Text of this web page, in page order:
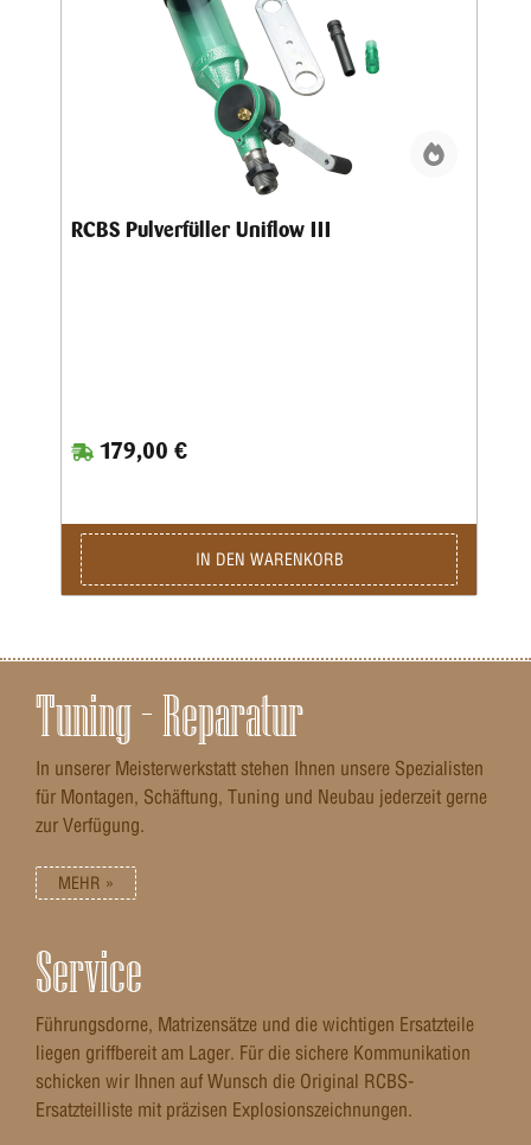
RCBS Pulverfüller Uniflow III
179,00 €
IN DEN WARENKORB
Tuning – Reparatur
In unserer Meisterwerkstatt stehen Ihnen unsere Spezialisten
für Montagen, Schäftung, Tuning und Neubau jederzeit gerne
zur Verfügung.
MEHR »
Service
Führungsdorne, Matrizensätze und die wichtigen Ersatzteile
liegen griffbereit am Lager. Für die sichere Kommunikation
schicken wir Ihnen auf Wunsch die Original RCBS-
Ersatzteilliste mit präzisen Explosionszeichnungen.